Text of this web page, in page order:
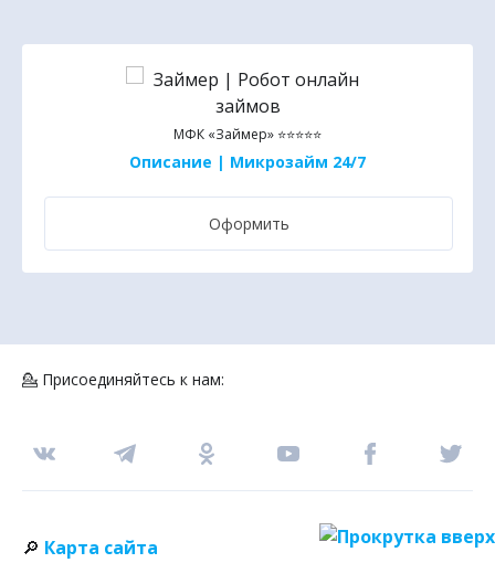
МФК «Займер» ⭐⭐⭐⭐⭐
Описание | Микрозайм 24/7
Оформить
💁 Присоединяйтесь к нам:
🔎 Карта сайта